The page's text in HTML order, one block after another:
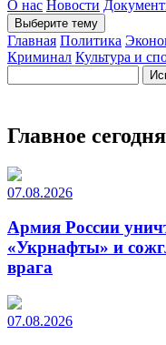
О нас Новости
Выберите тему
Главная Политика
Криминал Культура и
Главное сегодня
07.08.2026
Армия России
«Укрнафты» и
врага
07.08.2026